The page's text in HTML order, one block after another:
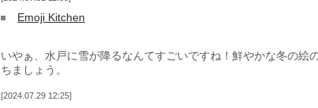
Emoji Kitchen
いやぁ、水戸に雪が降るなんてすごいですね！鮮やかな冬の
ちましょう。
2024.07.29 12:25